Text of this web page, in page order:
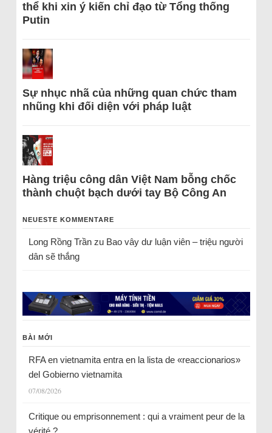
thể khi xin ý kiến chỉ đạo từ Tổng thống
Putin
Sự nhục nhã của những quan chức tham
nhũng khi đối diện với pháp luật
Hàng triệu công dân Việt Nam bỗng chốc
thành chuột bạch dưới tay Bộ Công An
NEUESTE KOMMENTARE
Long Rồng Trầnzu Bao vây dư luận viên – triệu người
dân sẽ thắng
BÀI MỚI
RFA en vietnamita entra en la lista de «reaccionarios»
del Gobierno vietnamita
07/08/2026
Critique ou emprisonnement : qui a vraiment peur de la
vérité ?